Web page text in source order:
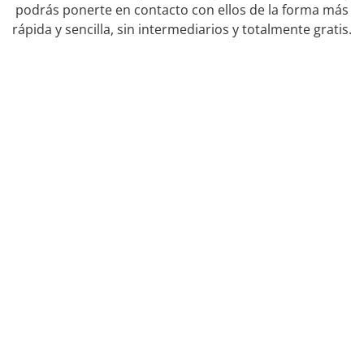
podrás ponerte en contacto con ellos de la forma más
rápida y sencilla, sin intermediarios y totalmente gratis.